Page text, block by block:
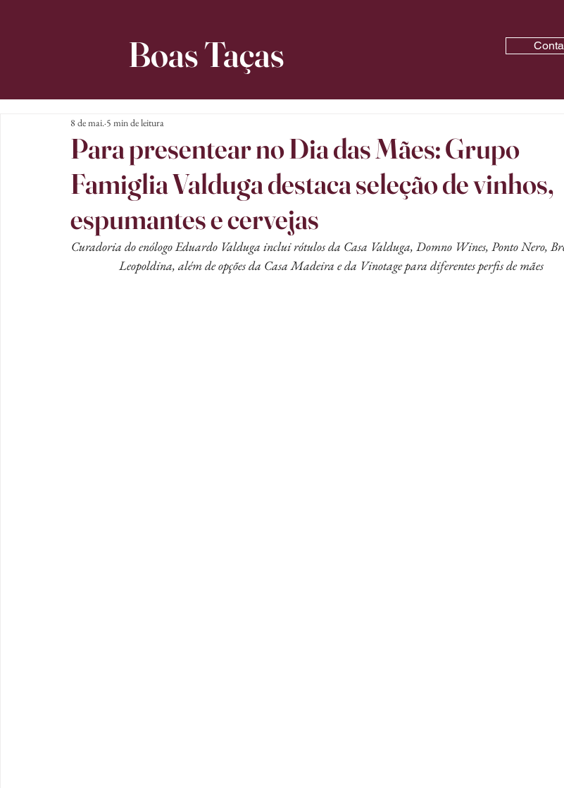
Boas Taças
Para presentear no Dia das Mães: Grupo
Famiglia Valduga destaca seleção de vinhos,
espumantes e cervejas
8 de mai. 5 min de leitura
Curadoria do enólogo Eduardo Valduga inclui rótulos da Casa Valduga, Domno Wines, Ponto Nero,
Leopoldina, além de opções da Casa Madeira e da Vinotage para diferentes perfis de mães